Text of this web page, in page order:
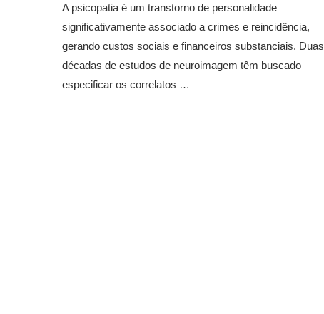
A psicopatia é um transtorno de personalidade
significativamente associado a crimes e reincidência,
gerando custos sociais e financeiros substanciais. Duas
décadas de estudos de neuroimagem têm buscado
especificar os correlatos …